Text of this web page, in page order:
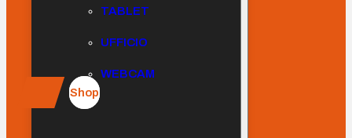
TABLET
UFFICIO
WEBCAM
Shop